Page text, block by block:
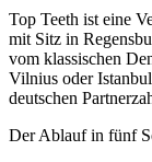
Top Teeth ist eine
mit Sitz in
vom klassischen
Vilnius oder
deutschen
Der Ablauf in fünf